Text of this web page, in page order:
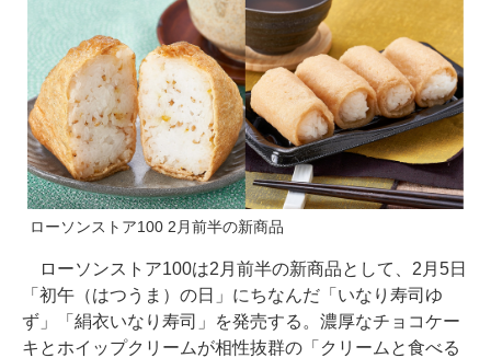
ローソンストア100 2月前半の新商品
ローソンストア100は2月前半の新商品として、2月5日
「初午（はつうま）の日」にちなんだ「いなり寿司ゆ
ず」「絹衣いなり寿司」を発売する。濃厚なチョコケー
キとホイップクリームが相性抜群の「クリームと食べる